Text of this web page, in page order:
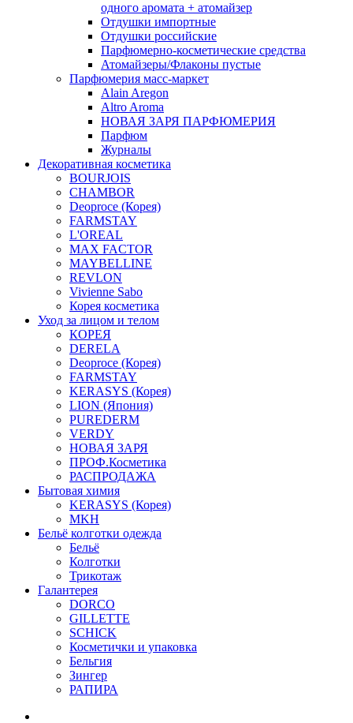
одного аромата + атомайзер
Отдушки импортные
Отдушки российские
Парфюмерно-косметические средства
Атомайзеры/Флаконы пустые
Парфюмерия масс-маркет
Alain Aregon
Altro Aroma
НОВАЯ ЗАРЯ ПАРФЮМЕРИЯ
Парфюм
Журналы
Декоративная косметика
BOURJOIS
CHAMBOR
Deoproce (Корея)
FARMSTAY
L'OREAL
MAX FACTOR
MAYBELLINE
REVLON
Vivienne Sabo
Корея косметика
Уход за лицом и телом
КОРЕЯ
DERELA
Deoproce (Корея)
FARMSTAY
KERASYS (Корея)
LION (Япония)
PUREDERM
VERDY
НОВАЯ ЗАРЯ
ПРОФ.Косметика
РАСПРОДАЖА
Бытовая химия
KERASYS (Корея)
MKH
Бельё колготки одежда
Бельё
Колготки
Трикотаж
Галантерея
DORCO
GILLETTE
SCHICK
Косметички и упаковка
Бельгия
Зингер
РАПИРА